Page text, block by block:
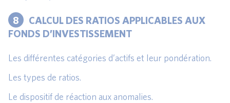
8
CALCUL DES RATIOS APPLICABLES AUX
FONDS D’INVESTISSEMENT
Les différentes catégories d’actifs et leur pondération.
Les types de ratios.
Le dispositif de réaction aux anomalies.